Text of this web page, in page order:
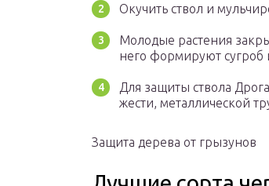
Окучить ствол и
Молодые растения
него формируют
Для защиты ствола
жести, металлической
Защита дерева от грызунов